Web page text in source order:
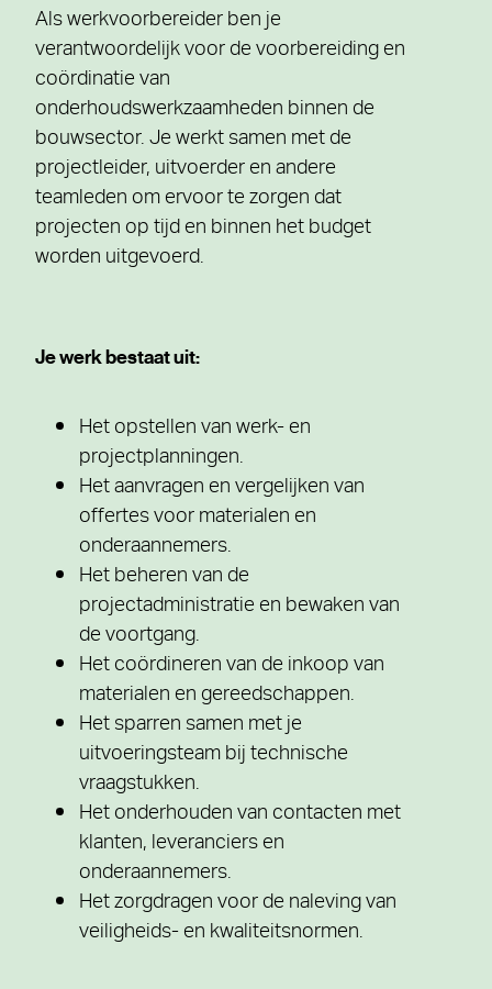
Als werkvoorbereider ben je
verantwoordelijk voor de voorbereiding en
coördinatie van
onderhoudswerkzaamheden binnen de
bouwsector. Je werkt samen met de
projectleider, uitvoerder en andere
teamleden om ervoor te zorgen dat
projecten op tijd en binnen het budget
worden uitgevoerd.
Je werk bestaat uit:
Het opstellen van werk- en
projectplanningen.
Het aanvragen en vergelijken van
offertes voor materialen en
onderaannemers.
Het beheren van de
projectadministratie en bewaken van
de voortgang.
Het coördineren van de inkoop van
materialen en gereedschappen.
Het sparren samen met je
uitvoeringsteam bij technische
vraagstukken.
Het onderhouden van contacten met
klanten, leveranciers en
onderaannemers.
Het zorgdragen voor de naleving van
veiligheids- en kwaliteitsnormen.